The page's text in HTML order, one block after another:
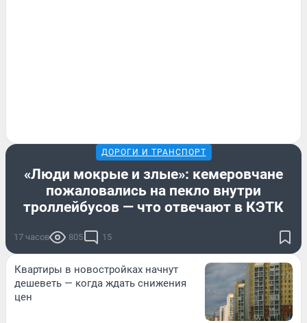
ДОРОГИ И ТРАНСПОРТ
«Люди мокрые и злые»: кемеровчане
пожаловались на пекло внутри
троллейбусов — что отвечают в КЭТК
17 часов 805 15
Квартиры в новостройках начнут
дешеветь — когда ждать снижения
цен